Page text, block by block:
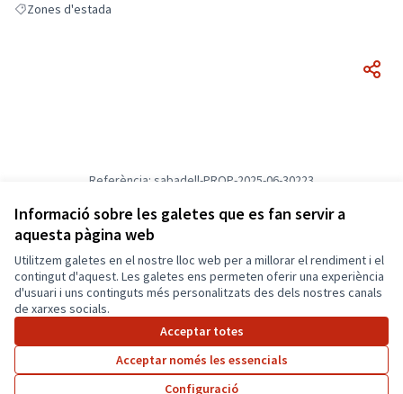
Informació sobre les galetes que es fan servir a
aquesta pàgina web
Utilitzem galetes en el nostre lloc web per a millorar el rendiment i el
contingut d'aquest. Les galetes ens permeten oferir una experiència
d'usuari i uns continguts més personalitzats des dels nostres canals
de xarxes socials.
Acceptar totes
Acceptar només les essencials
Configuració
Resultats en filtrar per: Zones d'estada
Zones d'estada
Referència: sabadell-PROP-2025-06-30223
Verifica l'empremta digital
Termes i condicions d'ús
Configuració de les galetes
Triar la llenguaElegir el idioma
Amb
(Enllaç